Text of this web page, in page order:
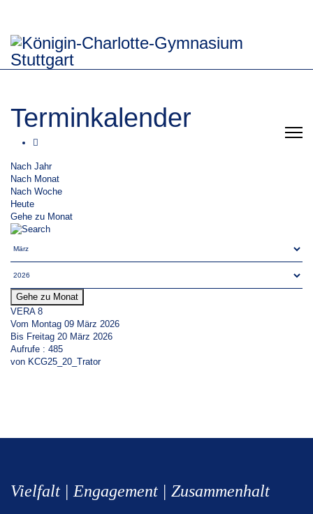
Terminkalender
Nach Jahr
Nach Monat
Nach Woche
Heute
Gehe zu Monat
Gehe zu Monat
VERA 8
Vom Montag 09 März 2026
Bis Freitag 20 März 2026
Aufrufe : 485
von KCG25_20_Trator
Vielfalt | Engagement | Zusammenhalt